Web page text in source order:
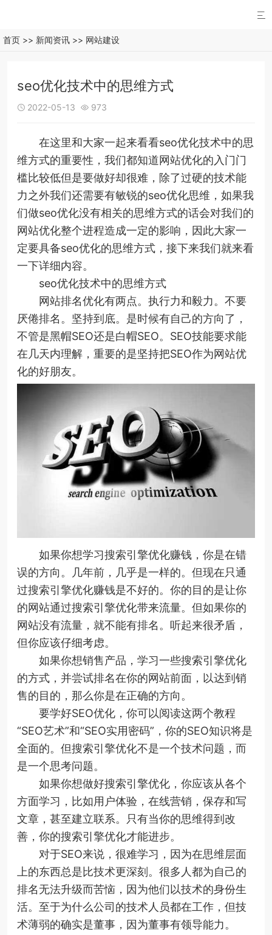

首页 >> 新闻资讯 >> 网站建设
seo优化技术中的思维方式
 2022-05-13  973
在这里和大家一起来看看seo优化技术中的思
维方式的重要性，我们都知道网站优化的入门门
槛比较低但是要做好却很难，除了过硬的技术能
力之外我们还需要有敏锐的seo优化思维，如果我
们做seo优化没有相关的思维方式的话会对我们的
网站优化整个进程造成一定的影响，因此大家一
定要具备seo优化的思维方式，接下来我们就来看
一下详细内容。
seo优化技术中的思维方式
网站排名优化有两点。执行力和毅力。不要
厌倦排名。坚持到底。是时候有自己的方向了，
不管是黑帽SEO还是白帽SEO。SEO技能要求能
在几天内理解，重要的是坚持把SEO作为网站优
化的好朋友。
如果你想学习搜索引擎优化赚钱，你是在错
误的方向。几年前，几乎是一样的。但现在只通
过搜索引擎优化赚钱是不好的。你的目的是让你
的网站通过搜索引擎优化带来流量。但如果你的
网站没有流量，就不能有排名。听起来很矛盾，
但你应该仔细考虑。
如果你想销售产品，学习一些搜索引擎优化
的方式，并尝试排名在你的网站前面，以达到销
售的目的，那么你是在正确的方向。
要学好SEO优化，你可以阅读这两个教程
“SEO艺术”和“SEO实用密码”，你的SEO知识将是
全面的。但搜索引擎优化不是一个技术问题，而
是一个思考问题。
如果你想做好搜索引擎优化，你应该从各个
方面学习，比如用户体验，在线营销，保存和写
文章，甚至建立联系。只有当你的思维得到改
善，你的搜索引擎优化才能进步。
对于SEO来说，很难学习，因为在思维层面
上的东西总是比技术更深刻。很多人都为自己的
排名无法升级而苦恼，因为他们以技术的身份生
活。至于为什么公司的技术人员都在工作，但技
术薄弱的确实是董事，因为董事有领导能力。